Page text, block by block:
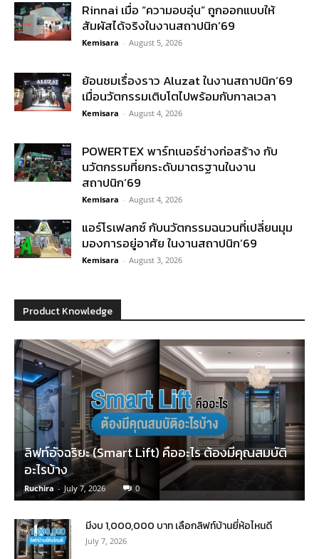
Rinnai เมื่อ “ความอบอุ่น” ถูกออกแบบให้
สัมผัสได้จริงในงานสถาปนิก’69
Kemisara - August 5, 2026
ย้อนชมเรื่องราว Aluzat ในงานสถาปนิก’69
เมื่อนวัตกรรมเติบโตไปพร้อมกับกาลเวลา
Kemisara - August 4, 2026
POWERTEX พาร์ทเนอร์ช่างก่อสร้าง กับ
นวัตกรรมที่ยกระดับมาตรฐานในงาน
สถาปนิก’69
Kemisara - August 4, 2026
แอร์โรเฟลกซ์ กับนวัตกรรมฉนวนที่เปลี่ยนมุม
มองการอยู่อาศัย ในงานสถาปนิก’69
Kemisara - August 3, 2026
Product Knowledge
ลิฟท์อัจฉริยะ (Smart Lift) คืออะไร ต้องมีคุณสมบัติ
อะไรบ้าง
Ruchira - July 7, 2026 0
มีงบ 1,000,000 บาท เลือกลิฟท์บ้านยี่ห้อไหนดี
July 7, 2026